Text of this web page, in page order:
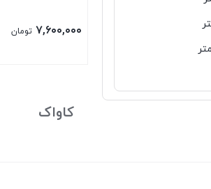
۷,۶۰۰,۰۰۰ تومان
کاواک